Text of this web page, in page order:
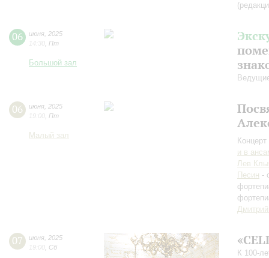
06 июня 2025
14:30 Пт
Большой зал
06 июня 2025
19:00 Пт
Малый зал
и в
Лев
Песин -
07 июня 2025
19:00 Сб
К 100-